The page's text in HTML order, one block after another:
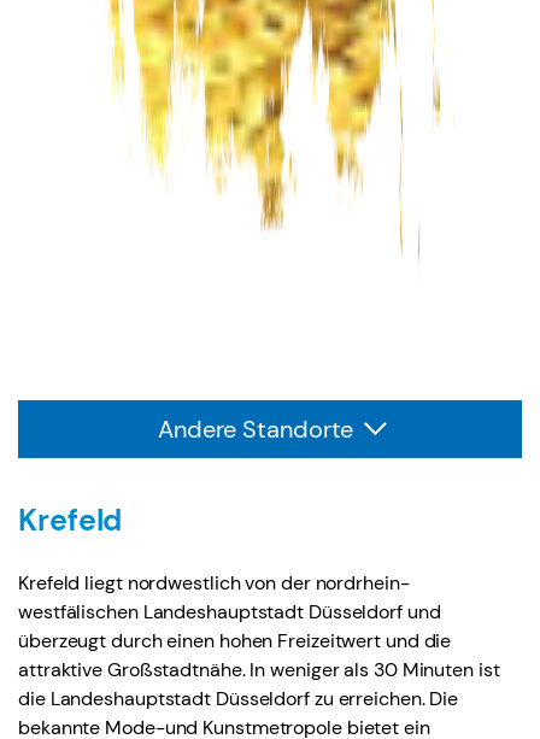
Andere Standorte
Krefeld
Krefeld liegt nordwestlich von der nordrhein-
westfälischen Landeshauptstadt Düsseldorf und
überzeugt durch einen hohen Freizeitwert und die
attraktive Großstadtnähe. In weniger als 30 Minuten ist
die Landeshauptstadt Düsseldorf zu erreichen. Die
bekannte Mode-und Kunstmetropole bietet ein